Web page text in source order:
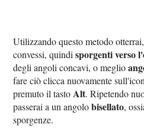
Utilizzando questo metodo
convessi, quindisporgenti verso
degli angoli concavi, o meglio
fare ciò clicca nuovamente
premuto il tasto Alt. Ripetendo
passerai a un angolobisellato,
sporgenze.